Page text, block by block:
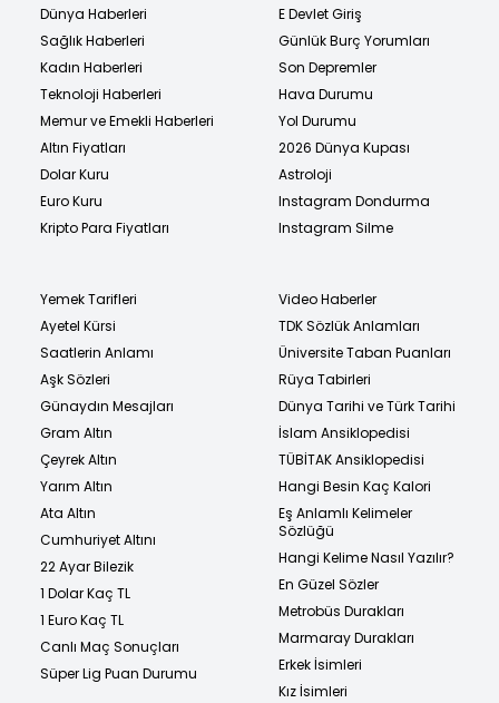
Dünya Haberleri
Sağlık Haberleri
Kadın Haberleri
Teknoloji Haberleri
Memur ve Emekli Haberleri
Altın Fiyatları
Dolar Kuru
Euro Kuru
Kripto Para Fiyatları
E Devlet Giriş
Günlük Burç Yorumları
Son Depremler
Hava Durumu
Yol Durumu
2026 Dünya Kupası
Astroloji
Instagram Dondurma
Instagram Silme
Yemek Tarifleri
Ayetel Kürsi
Saatlerin Anlamı
Aşk Sözleri
Günaydın Mesajları
Gram Altın
Çeyrek Altın
Yarım Altın
Ata Altın
Cumhuriyet Altını
22 Ayar Bilezik
1 Dolar Kaç TL
1 Euro Kaç TL
Canlı Maç Sonuçları
Süper Lig Puan Durumu
Video Haberler
TDK Sözlük Anlamları
Üniversite Taban Puanları
Rüya Tabirleri
Dünya Tarihi ve Türk Tarihi
İslam Ansiklopedisi
TÜBİTAK Ansiklopedisi
Hangi Besin Kaç Kalori
Eş Anlamlı Kelimeler
Sözlüğü
Hangi Kelime Nasıl Yazılır?
En Güzel Sözler
Metrobüs Durakları
Marmaray Durakları
Erkek İsimleri
Kız İsimleri